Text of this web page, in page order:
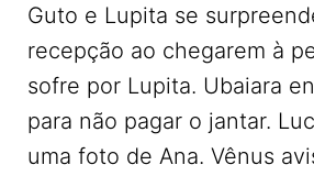
Guto e Lupita se
recepção ao chegarem à
sofre por Lupita. Ubaiara
para não pagar o jantar.
uma foto de Ana. Vênus